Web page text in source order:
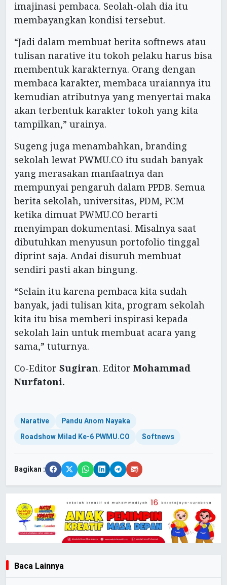
imajinasi pembaca. Seolah-olah dia itu
membayangkan kondisi tersebut.
“Jadi dalam membuat berita softnews atau
tulisan narative itu tokoh pelaku harus bisa
membentuk karakternya. Orang dengan
membaca karakter, membaca uraiannya itu
kemudian atributnya yang menyertai maka
akan terbentuk karakter tokoh yang kita
tampilkan,” urainya.
Sugeng juga menambahkan, branding
sekolah lewat PWMU.CO itu sudah banyak
yang merasakan manfaatnya dan
mempunyai pengaruh dalam PPDB. Semua
berita sekolah, universitas, PDM, PCM
ketika dimuat PWMU.CO berarti
menyimpan dokumentasi. Misalnya saat
dibutuhkan menyusun portofolio tinggal
diprint saja. Andai disuruh membuat
sendiri pasti akan bingung.
“Selain itu karena pembaca kita sudah
banyak, jadi tulisan kita, program sekolah
kita itu bisa memberi inspirasi kepada
sekolah lain untuk membuat acara yang
sama,” tuturnya.
Co-Editor Sugiran. Editor Mohammad
Nurfatoni.
Narative
Pandu Anom Nayaka
Roadshow Milad Ke-6 PWMU.CO
Softnews
Bagikan :
Baca Lainnya